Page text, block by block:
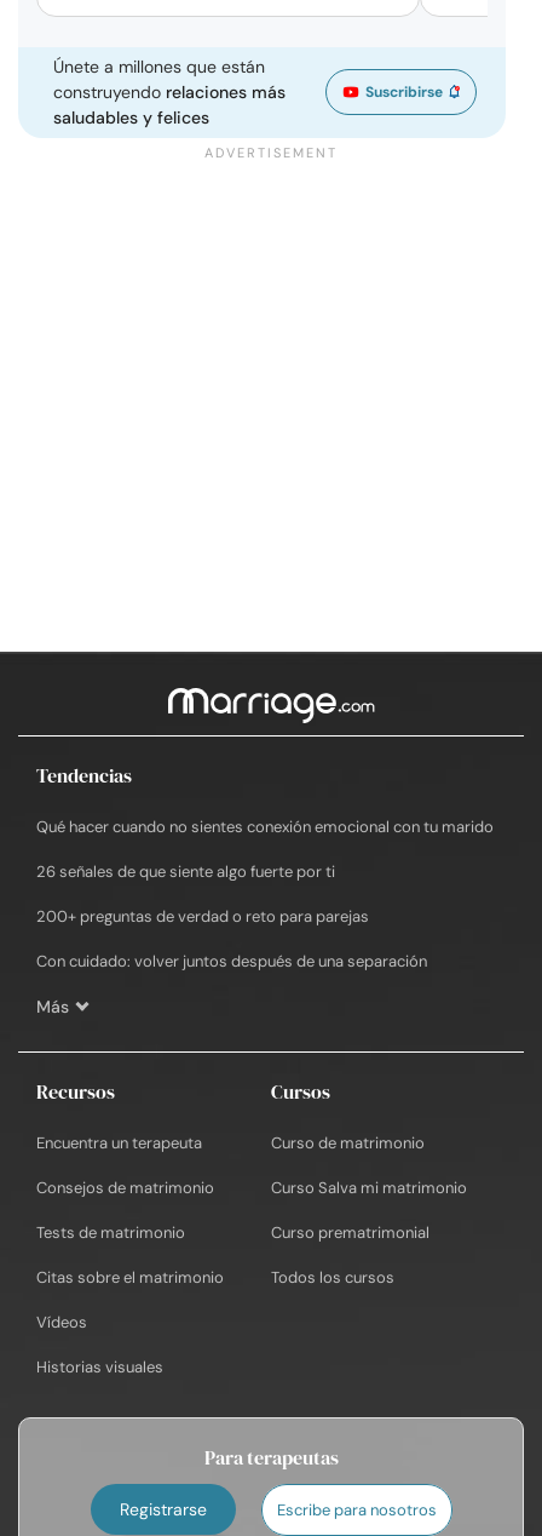
Únete a millones que están
construyendo relaciones más
saludables y felices
Suscribirse
Tendencias
Qué hacer cuando no sientes conexión emocional con tu marido
26 señales de que siente algo fuerte por ti
200+ preguntas de verdad o reto para parejas
Con cuidado: volver juntos después de una separación
Más
Recursos
Encuentra un terapeuta
Consejos de matrimonio
Tests de matrimonio
Citas sobre el matrimonio
Vídeos
Historias visuales
Cursos
Curso de matrimonio
Curso Salva mi matrimonio
Curso prematrimonial
Todos los cursos
Para terapeutas
Registrarse Escribe para nosotros